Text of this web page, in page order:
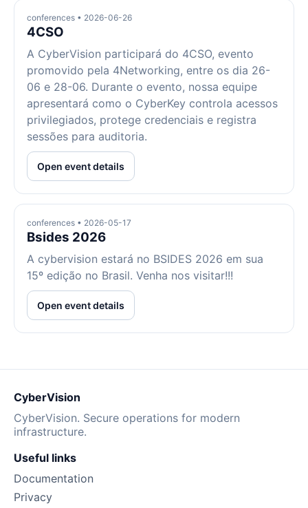
conferences • 2026-06-26
4CSO
A CyberVision participará do 4CSO, evento
promovido pela 4Networking, entre os dia 26-
06 e 28-06. Durante o evento, nossa equipe
apresentará como o CyberKey controla acessos
privilegiados, protege credenciais e registra
sessões para auditoria.
Open event details
conferences • 2026-05-17
Bsides 2026
A cybervision estará no BSIDES 2026 em sua
15º edição no Brasil. Venha nos visitar!!!
Open event details
CyberVision
CyberVision. Secure operations for modern
infrastructure.
Useful links
Documentation
Privacy